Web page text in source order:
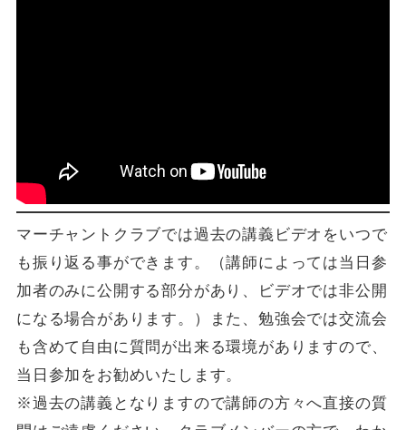
マーチャントクラブでは過去の講義ビデオをいつで
も振り返る事ができます。（講師によっては当日参
加者のみに公開する部分があり、ビデオでは非公開
になる場合があります。）また、勉強会では交流会
も含めて自由に質問が出来る環境がありますので、
当日参加をお勧めいたします。
※過去の講義となりますので講師の方々へ直接の質